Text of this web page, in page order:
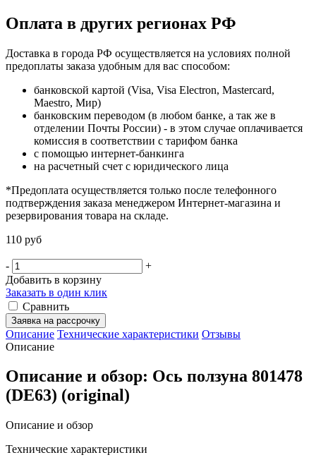
Оплата в других регионах РФ
Доставка в города РФ осуществляется на условиях полной
предоплаты заказа удобным для вас способом:
банковской картой (Visa, Visa Electron, Mastercard,
Maestro, Мир)
банковским переводом (в любом банке, а так же в
отделении Почты России) - в этом случае оплачивается
комиссия в соответствии с тарифом банка
с помощью интернет-банкинга
на расчетный счет с юридического лица
*Предоплата осуществляется только после телефонного
подтверждения заказа менеджером Интернет-магазина и
резервирования товара на складе.
110 руб
-
+
Добавить в корзину
Заказать в один клик
Сравнить
Заявка на рассрочку
Описание Технические характеристики Отзывы
Описание
Описание и обзор: Ось ползуна 801478
(DE63) (original)
Описание и обзор
Технические характеристики